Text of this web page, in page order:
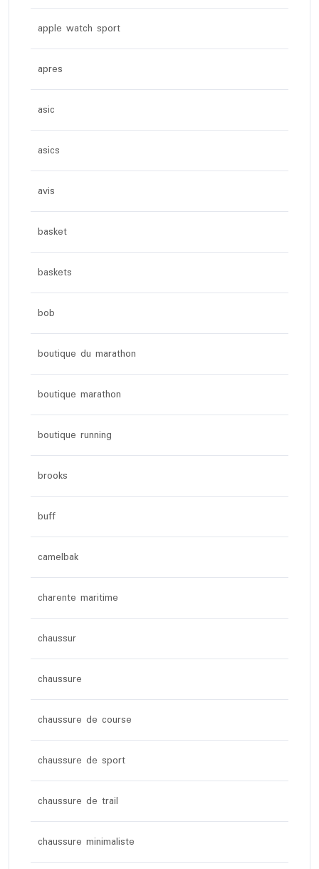
apple watch sport
apres
asic
asics
avis
basket
baskets
bob
boutique du marathon
boutique marathon
boutique running
brooks
buff
camelbak
charente maritime
chaussur
chaussure
chaussure de course
chaussure de sport
chaussure de trail
chaussure minimaliste